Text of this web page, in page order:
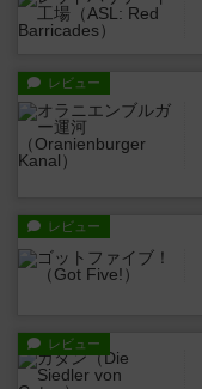
レビュー
レビュー
レビュー